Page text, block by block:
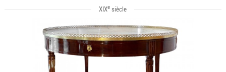
XIXe siècle